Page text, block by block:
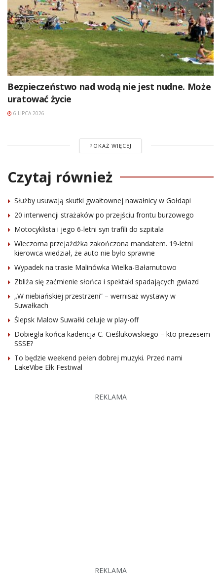
Bezpieczeństwo nad wodą nie jest nudne. Może
uratować życie
6 LIPCA 2026
POKAŻ WIĘCEJ
Czytaj również
Służby usuwają skutki gwałtownej nawałnicy w Gołdapi
20 interwencji strażaków po przejściu frontu burzowego
Motocyklista i jego 6-letni syn trafili do szpitala
Wieczorna przejażdżka zakończona mandatem. 19-letni
kierowca wiedział, że auto nie było sprawne
Wypadek na trasie Malinówka Wielka-Bałamutowo
Zbliża się zaćmienie słońca i spektakl spadających gwiazd
„W niebiańskiej przestrzeni” – wernisaż wystawy w
Suwałkach
Ślepsk Malow Suwałki celuje w play-off
Dobiegła końca kadencja C. Cieślukowskiego – kto prezesem
SSSE?
To będzie weekend pełen dobrej muzyki. Przed nami
LakeVibe Ełk Festiwal
REKLAMA
REKLAMA